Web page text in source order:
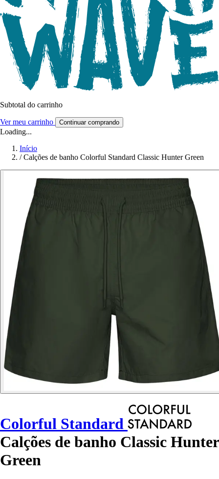
Subtotal do carrinho
Ver meu carrinho Continuar comprando
Loading...
Início
/ Calções de banho Colorful Standard Classic Hunter Green
Colorful Standard
Calções de banho Classic Hunter
Green